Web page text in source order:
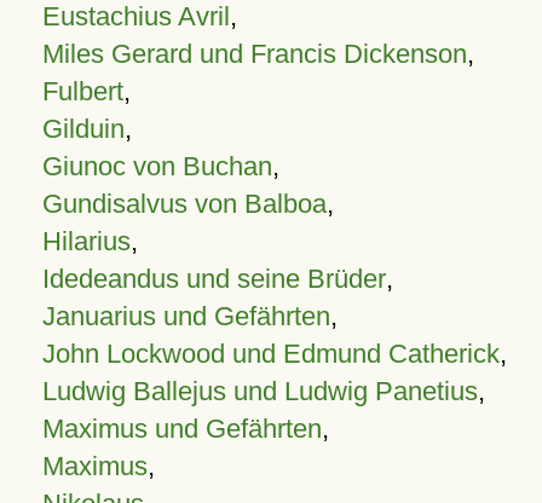
Eustachius Avril,
Miles Gerard und Francis Dickenson,
Fulbert,
Gilduin,
Giunoc von Buchan,
Gundisalvus von Balboa,
Hilarius,
Idedeandus und seine Brüder,
Januarius und Gefährten,
John Lockwood und Edmund Catherick,
Ludwig Ballejus und Ludwig Panetius,
Maximus und Gefährten,
Maximus,